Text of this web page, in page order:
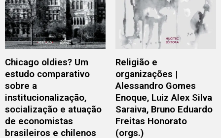
Chicago oldies? Um
estudo comparativo
sobre a
institucionalização,
socialização e atuação
de economistas
brasileiros e chilenos
Religião e
organizações |
Alessandro Gomes
Enoque, Luiz Alex Silva
Saraiva, Bruno Eduardo
Freitas Honorato
(orgs.)